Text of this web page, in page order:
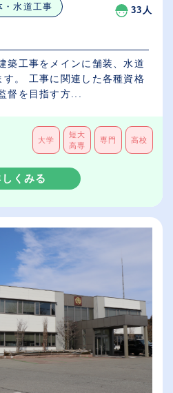
・水道工事 33人
築工事をメインに舗装、水道
す。 工事に関連した各種資格
督を目指す方...
大学
短大
高専
専門 高校
くみる